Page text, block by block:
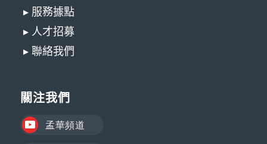
▸ 服務據點
▸ 人才招募
▸ 聯絡我們
關注我們